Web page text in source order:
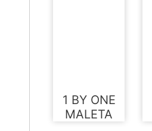
1 BY ONE
MALETA